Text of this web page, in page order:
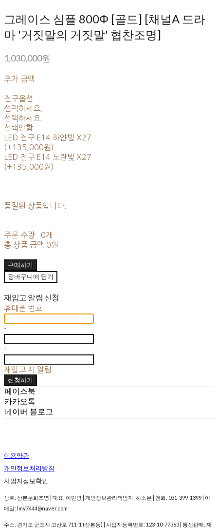
그레이스 심플 800Φ [골드] [채널A 드라
마 '거짓말의 거짓말' 협찬조명]
1,030,000원
추가 금액
전구옵션
선택하세요.
선택하세요.
선택안함
LED 전구 E14 하얀빛 X27
(+135,000원)
LED 전구 E14 노란빛 X27
(+135,000원)
품절된 상품입니다.
주문 수량
0개
총 상품 금액 0원
구매하기
장바구니에 담기
재입고 알림 신청
휴대폰 번호
-
-
재입고 시 알림
신청하기
페이스북
카카오톡
네이버 블로그
이용약관
개인정보처리방침
사업자정보확인
상호: 산본문화조명 | 대표: 이민영 | 개인정보관리책임자: 허소은 | 전화: 031-399-1399 | 이
메일: lmy7444@naver.com
주소: 경기도 군포시 고산로 711-1 (산본동) | 사업자등록번호: 123-10-77363 | 통신판매: 제